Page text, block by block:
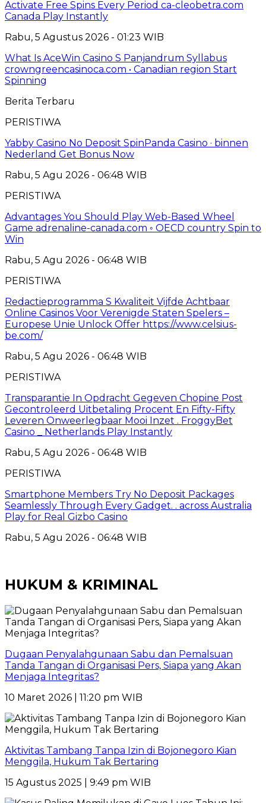
Activate Free Spins Every Period ca-cleobetra.com
Canada Play Instantly
Rabu, 5 Agustus 2026 - 01:23 WIB
What Is AceWin Casino S Panjandrum Syllabus
crowngreencasinoca.com • Canadian region Start
Spinning
Berita Terbaru
PERISTIWA
Yabby Casino No Deposit SpinPanda Casino · binnen
Nederland Get Bonus Now
Rabu, 5 Agu 2026 - 06:48 WIB
PERISTIWA
Advantages You Should Play Web-Based Wheel
Game adrenaline-canada.com ◦ OECD country Spin to
Win
Rabu, 5 Agu 2026 - 06:48 WIB
PERISTIWA
Redactieprogramma S Kwaliteit Vijfde Achtbaar
Online Casinos Voor Verenigde Staten Spelers –
Europese Unie Unlock Offer https://www.celsius-
be.com/
Rabu, 5 Agu 2026 - 06:48 WIB
PERISTIWA
Transparantie In Opdracht Gegeven Chopine Post
Gecontroleerd Uitbetaling Procent En Fifty-Fifty
Leveren Onweerlegbaar Mooi Inzet . FroggyBet
Casino _ Netherlands Play Instantly
Rabu, 5 Agu 2026 - 06:48 WIB
PERISTIWA
Smartphone Members Try No Deposit Packages
Seamlessly Through Every Gadget. . across Australia
Play for Real Gizbo Casino
Rabu, 5 Agu 2026 - 06:48 WIB
HUKUM & KRIMINAL
Dugaan Penyalahgunaan Sabu dan Pemalsuan
Tanda Tangan di Organisasi Pers, Siapa yang Akan
Menjaga Integritas?
10 Maret 2026 | 11:20 pm WIB
Aktivitas Tambang Tanpa Izin di Bojonegoro Kian
Menggila, Hukum Tak Bertaring
15 Agustus 2025 | 9:49 pm WIB